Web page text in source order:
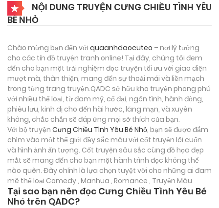
NỘI DUNG TRUYỆN CƯNG CHIỀU TÌNH YÊU
BÉ NHỎ
Chào mừng bạn đến với quaanhdaocuteo – nơi lý tưởng
cho các tín đồ truyện tranh online! Tại đây, chúng tôi đem
đến cho bạn một trải nghiệm đọc truyện tối ưu với giao diện
mượt mà, thân thiện, mang đến sự thoải mái và liền mạch
trong từng trang truyện.QADC sở hữu kho truyện phong phú
với nhiều thể loại, từ đam mỹ, cổ đại, ngôn tình, hành động,
phiêu lưu, kinh dị cho đến hài hước, lãng mạn, và xuyên
không, chắc chắn sẽ đáp ứng mọi sở thích của bạn.
Với bộ truyện Cưng Chiều Tình Yêu Bé Nhỏ, bạn sẽ được đắm
chìm vào một thế giới đầy sắc màu với cốt truyện lôi cuốn
và hình ảnh ấn tượng. Cốt truyện sâu sắc cùng đồ họa đẹp
mắt sẽ mang đến cho bạn một hành trình đọc không thể
nào quên. Đây chính là lựa chọn tuyệt vời cho những ai đam
mê thể loại Comedy , Manhua , Romance , Truyện Màu
Tại sao bạn nên đọc Cưng Chiều Tình Yêu Bé
Nhỏ trên QADC?